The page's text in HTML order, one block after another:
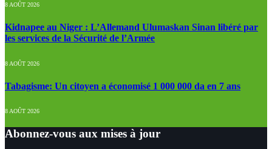
8 AOÛT 2026
Kidnapee au Niger : L’Allemand Ulumaskan Sinan libéré par
les services de la Sécurité de l’Armée
8 AOÛT 2026
Tabagisme: Un citoyen a économisé 1 000 000 da en 7 ans
8 AOÛT 2026
Abonnez-vous aux mises à jour